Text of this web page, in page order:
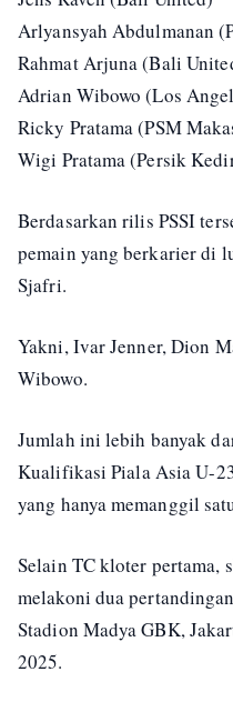
Arlyansyah Abdulmanan
Rahmat Arjuna (Bali
Adrian Wibowo (Los
Ricky Pratama (PSM
Wigi Pratama (Persik
Berdasarkan rilis PSSI
pemain yang berkarier di
Sjafri.
Yakni, Ivar Jenner, Dion
Wibowo.
Jumlah ini lebih banyak
Kualifikasi Piala Asia U-
yang hanya memanggil
Selain TC kloter pertama,
melakoni dua
Stadion Madya GBK,
2025.